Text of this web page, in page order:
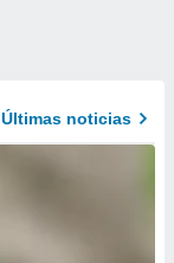
Últimas noticias